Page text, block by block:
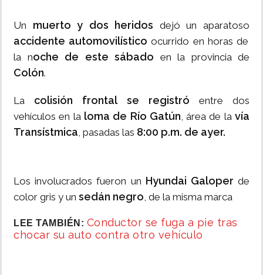
Un muerto y dos heridos dejó un aparatoso
accidente automovilístico ocurrido en horas de
la noche de este sábado en la provincia de
Colón.
La colisión frontal se registró entre dos
vehículos en la loma de Río Gatún, área de lavía
Transístmica, pasadas las 8:00 p.m. de ayer.
Los involucrados fueron un Hyundai Galoper de
color gris y un sedán negro, de la misma marca
LEE TAMBIÉN: Conductor se fuga a pie tras
chocar su auto contra otro vehículo